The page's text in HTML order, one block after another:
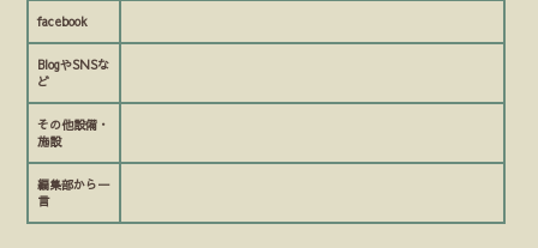
facebook
BlogやSNSな
ど
その他設備・
施設
編集部から一
言